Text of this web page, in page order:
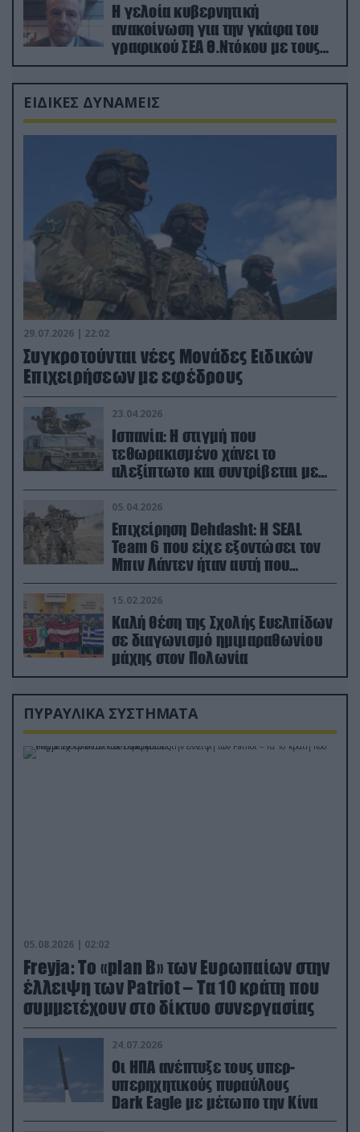
Η γελοία κυβερνητική
ανακοίνωση για την γκάφα του
γραφικού ΣΕΑ Θ.Ντόκου με τους
Ρώσους φαρσέρ
ΕΙΔΙΚΕΣ ΔΥΝΑΜΕΙΣ
29.07.2026 | 22:02
Συγκροτούνται νέες Μονάδες Ειδικών
Επιχειρήσεων με εφέδρους
23.04.2026
Ισπανία: Η στιγμή που
τεθωρακισμένο χάνει το
αλεξίπτωτο και συντρίβεται με
ορμή στο έδαφος (βίντεο)
05.04.2026
Επιχείρηση Dehdasht: Η SEAL
Team 6 που είχε εξοντώσει τον
Μπιν Λάντεν ήταν αυτή που
διέσωσε τον πιλότο του F-15
15.02.2026
Καλή θέση της Σχολής Ευελπίδων
σε διαγωνισμό ημιμαραθωνίου
μάχης στον Πολωνία
ΠΥΡΑΥΛΙΚΑ ΣΥΣΤΗΜΑΤΑ
05.08.2026 | 02:02
Freyja: Το «plan Β» των Ευρωπαίων στην
έλλειψη των Patriot – Τα 10 κράτη που
συμμετέχουν στο δίκτυο συνεργασίας
24.07.2026
Οι ΗΠΑ ανέπτυξε τους υπερ-
υπερηχητικούς πυραύλους
Dark Eagle με μέτωπο την Κίνα